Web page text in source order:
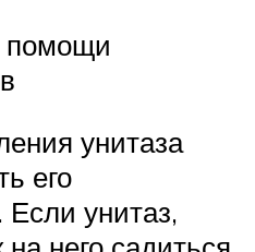
помощи
унитаза
его
Если унитаз,